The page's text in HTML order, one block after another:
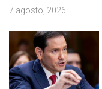
7 agosto, 2026